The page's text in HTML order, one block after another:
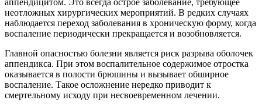
неотложных хирургических мероприятий. В редких случаях
наблюдается переход заболевания в хроническую форму, когда
воспаление периодически прекращается и возобновляется.
Главной опасностью болезни является риск разрыва оболочек
аппендикса. При этом воспалительное содержимое отростка
оказывается в полости брюшины и вызывает обширное
воспаление. Такое осложнение нередко приводит к
смертельному исходу при несвоевременном лечении.